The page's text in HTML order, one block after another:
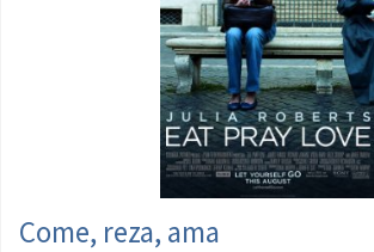
Come, reza, ama